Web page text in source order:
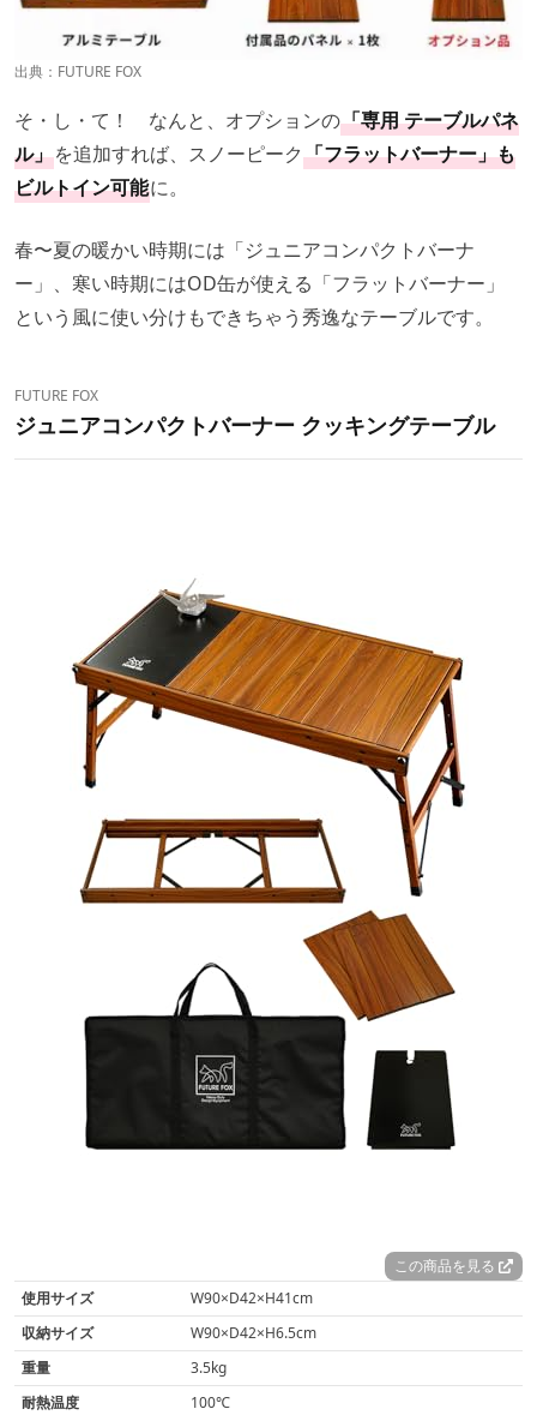
出典： FUTURE FOX
そ・し・て！ なんと、オプションの「専用 テーブルパネ
ル」を追加すれば、スノーピーク「フラットバーナー」も
ビルトイン可能に。
春〜夏の暖かい時期には「ジュニアコンパクトバーナ
ー」、寒い時期にはOD缶が使える「フラットバーナー」
という風に使い分けもできちゃう秀逸なテーブルです。
FUTURE FOX
ジュニアコンパクトバーナー クッキングテーブル
この商品を見る
使用サイズ
W90×D42×H41cm
収納サイズ
W90×D42×H6.5cm
重量
3.5kg
耐熱温度
100℃